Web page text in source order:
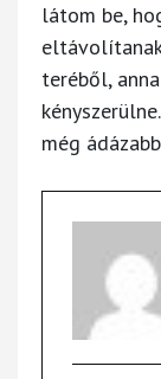
látom be,
teréből,
még